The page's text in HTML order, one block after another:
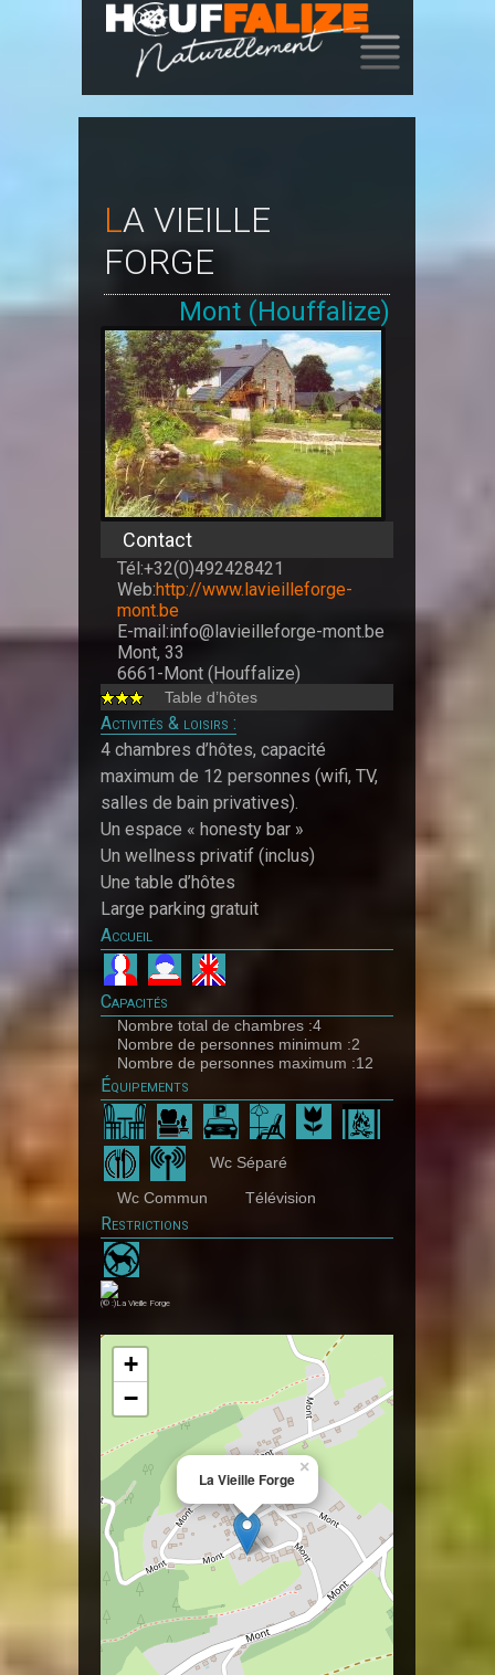
LA VIEILLE
FORGE
Mont (Houffalize)
Contact
Tél:+32(0)492428421
Web:http://www.lavieilleforge-
mont.be
E-mail:info@lavieilleforge-mont.be
Mont, 33
6661-Mont (Houffalize)
Table d’hôtes
Activités & loisirs :
4 chambres d’hôtes, capacité
maximum de 12 personnes (wifi, TV,
salles de bain privatives).
Un espace « honesty bar »
Un wellness privatif (inclus)
Une table d’hôtes
Large parking gratuit
Accueil
Capacités
Nombre total de chambres :4
Nombre de personnes minimum :2
Nombre de personnes maximum :12
Équipements
Wc Séparé
Wc Commun
Télévision
Restrictions
(© :)La Vieille Forge
La Vieille Forge
×
+
−